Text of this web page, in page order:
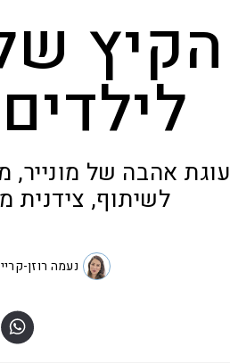
הקיץ
עוגת אהבה של
לשיתוף, צידנית
נעמה רוזן-